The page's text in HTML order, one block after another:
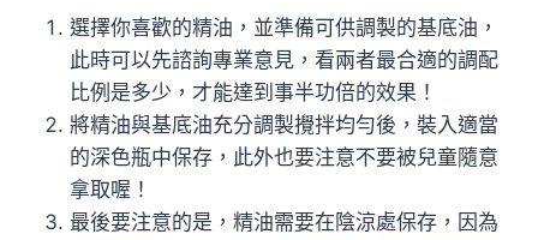
選擇你喜歡的精油，並準備可供調製的基底油，
此時可以先諮詢專業意見，看兩者最合適的調配
比例是多少，才能達到事半功倍的效果！
將精油與基底油充分調製攪拌均勻後，裝入適當
的深色瓶中保存，此外也要注意不要被兒童隨意
拿取喔！
最後要注意的是，精油需要在陰涼處保存，因為